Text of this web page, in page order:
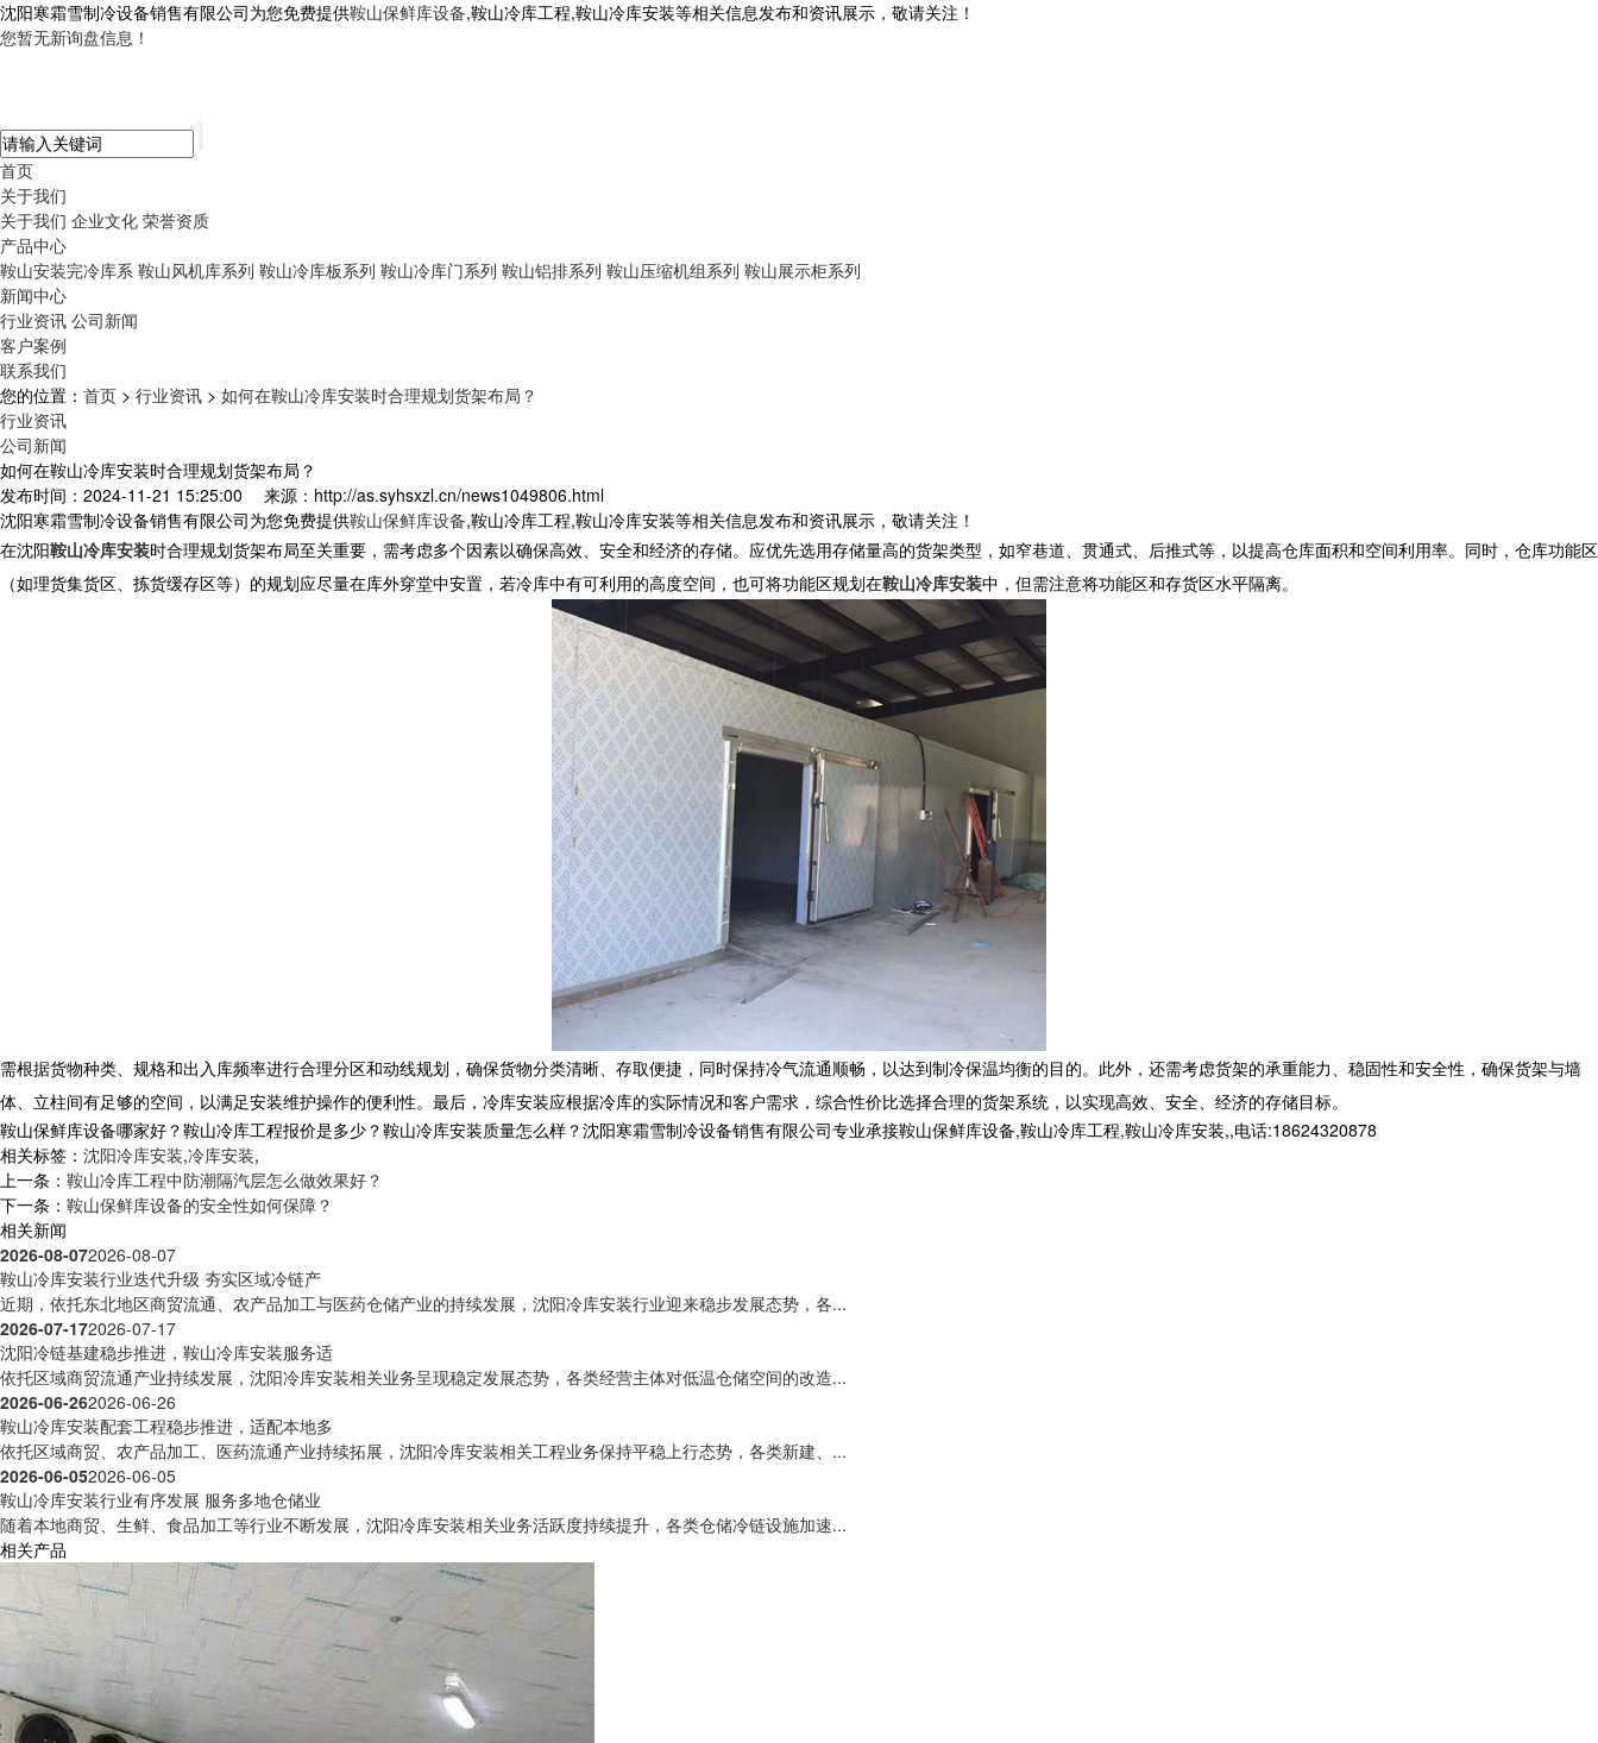
沈阳寒霜雪制冷设备销售有限公司为您免费提供鞍山保鲜库设备,鞍山冷库工程,鞍山冷库安装等相关信息发布和资讯展示，敬请关注！
您暂无新询盘信息！
首页
关于我们
关于我们 企业文化 荣誉资质
产品中心
鞍山安装完冷库系 鞍山风机库系列 鞍山冷库板系列 鞍山冷库门系列 鞍山铝排系列 鞍山压缩机组系列 鞍山展示柜系列
新闻中心
行业资讯 公司新闻
客户案例
联系我们
您的位置： 首页 > 行业资讯 > 如何在鞍山冷库安装时合理规划货架布局？
行业资讯
公司新闻
如何在鞍山冷库安装时合理规划货架布局？
发布时间：2024-11-21 15:25:00
来源：http://as.syhsxzl.cn/news1049806.html
沈阳寒霜雪制冷设备销售有限公司为您免费提供鞍山保鲜库设备,鞍山冷库工程,鞍山冷库安装等相关信息发布和资讯展示，敬请关注！
在沈阳鞍山冷库安装时合理规划货架布局至关重要，需考虑多个因素以确保高效、安全和经济的存储。应优先选用存储量高的货架类型，如窄巷道、贯通式、后推式等，以提高仓库面积和空间利用率。同时，仓库功能区
（如理货集货区、拣货缓存区等）的规划应尽量在库外穿堂中安置，若冷库中有可利用的高度空间，也可将功能区规划在鞍山冷库安装中，但需注意将功能区和存货区水平隔离。
需根据货物种类、规格和出入库频率进行合理分区和动线规划，确保货物分类清晰、存取便捷，同时保持冷气流通顺畅，以达到制冷保温均衡的目的。此外，还需考虑货架的承重能力、稳固性和安全性，确保货架与墙
体、立柱间有足够的空间，以满足安装维护操作的便利性。最后， 冷库安装应根据冷库的实际情况和客户需求，综合性价比选择合理的货架系统，以实现高效、安全、经济的存储目标。
鞍山保鲜库设备哪家好？鞍山冷库工程报价是多少？鞍山冷库安装质量怎么样？沈阳寒霜雪制冷设备销售有限公司专业承接鞍山保鲜库设备,鞍山冷库工程,鞍山冷库安装,,电话:18624320878
相关标签： 沈阳冷库安装,冷库安装,
上一条： 鞍山冷库工程中防潮隔汽层怎么做效果好？
下一条： 鞍山保鲜库设备的安全性如何保障？
相关新闻
2026-08-072026-08-07
鞍山冷库安装行业迭代升级 夯实区域冷链产
近期，依托东北地区商贸流通、农产品加工与医药仓储产业的持续发展，沈阳冷库安装行业迎来稳步发展态势，各...
2026-07-172026-07-17
沈阳冷链基建稳步推进，鞍山冷库安装服务适
依托区域商贸流通产业持续发展，沈阳冷库安装相关业务呈现稳定发展态势，各类经营主体对低温仓储空间的改造...
2026-06-262026-06-26
鞍山冷库安装配套工程稳步推进，适配本地多
依托区域商贸、农产品加工、医药流通产业持续拓展，沈阳冷库安装相关工程业务保持平稳上行态势，各类新建、...
2026-06-052026-06-05
鞍山冷库安装行业有序发展 服务多地仓储业
随着本地商贸、生鲜、食品加工等行业不断发展，沈阳冷库安装相关业务活跃度持续提升，各类仓储冷链设施加速...
相关产品